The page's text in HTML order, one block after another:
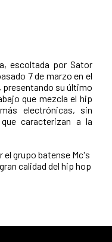
escoltada por Sator
7 de marzo en el
presentando su último
que mezcla el hip
electrónicas, sin
caracterizan a la
grupo batense Mc's
calidad del hip hop